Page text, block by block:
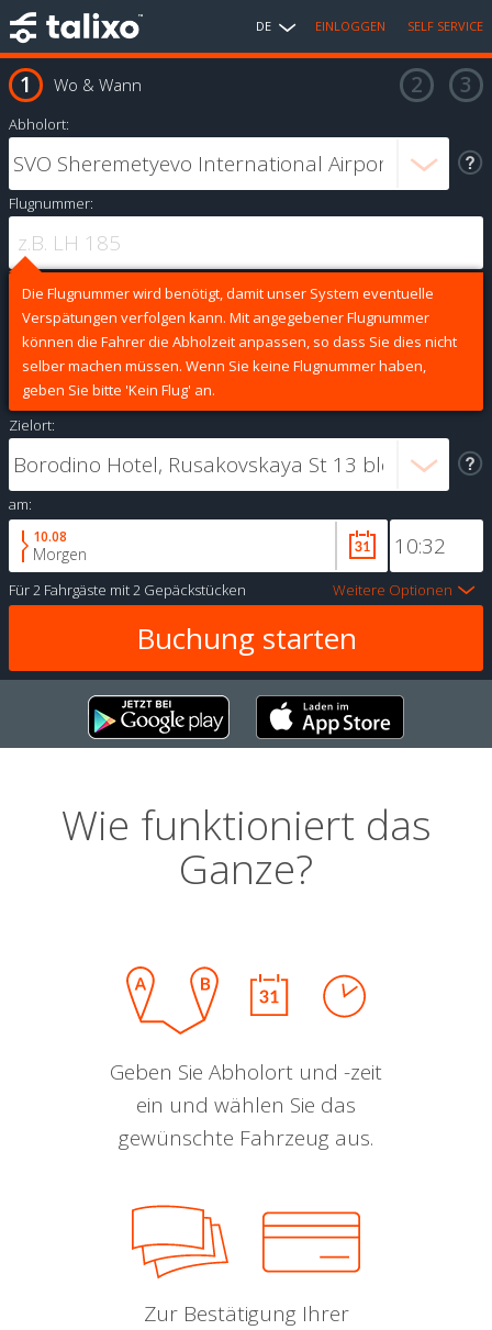
DE EINLOGGEN SELF SERVICE
Wo & Wann
Abholort:
Flugnummer:
Die Flugnummer wird benötigt, damit unser System eventuelle
Verspätungen verfolgen kann. Mit angegebener Flugnummer
können die Fahrer die Abholzeit anpassen, so dass Sie dies nicht
selber machen müssen. Wenn Sie keine Flugnummer haben,
geben Sie bitte 'Kein Flug' an.
Zielort:
am:
10.08
Morgen
Für2 Fahrgäste mit2 Gepäckstücken Weitere Optionen
Wie funktioniert das
Ganze?
Geben Sie Abholort und -zeit
ein und wählen Sie das
gewünschte Fahrzeug aus.
Zur Bestätigung Ihrer